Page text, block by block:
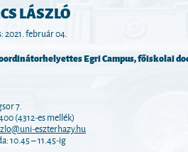
LÁSZLÓ
2021. február 04.
Egri Campus, főiskolai
7.
(4312-es mellék)
eszterhazy.hu
10.45 – 11.45-ig